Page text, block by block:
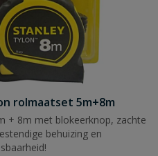
rolmaatset 5m+8m
+ 8m met blokeerknop, zachte
behuizing en